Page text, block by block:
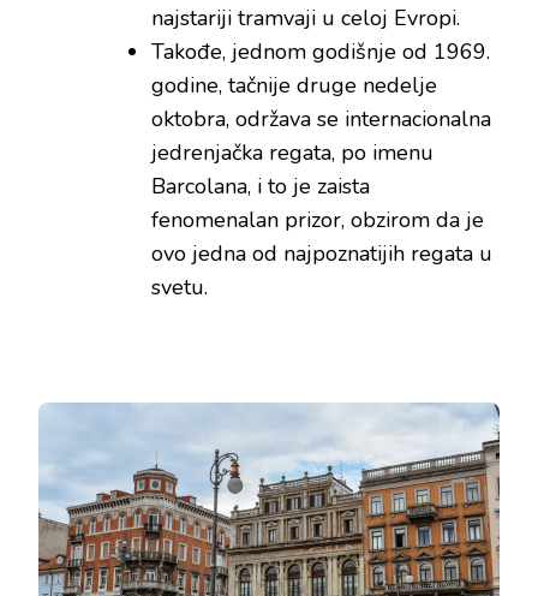
najstariji tramvaji u celoj Evropi.
Takođe, jednom godišnje od 1969.
godine, tačnije druge nedelje
oktobra, održava se internacionalna
jedrenjačka regata, po imenu
Barcolana, i to je zaista
fenomenalan prizor, obzirom da je
ovo jedna od najpoznatijih regata u
svetu.